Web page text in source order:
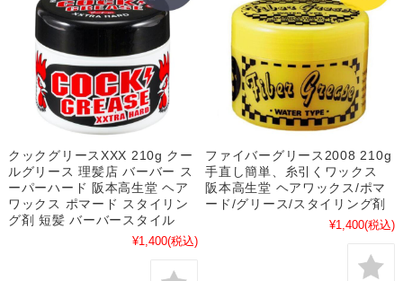
クックグリースXXX 210g クー
ルグリース 理髪店 バーバー ス
ーパーハード 阪本高生堂 ヘア
ワックス ポマード スタイリン
グ剤 短髪 バーバースタイル
¥1,400(税込)
ファイバーグリース2008 210g
手直し簡単、糸引くワックス
阪本高生堂 ヘアワックス/ポマ
ード/グリース/スタイリング剤
¥1,400(税込)